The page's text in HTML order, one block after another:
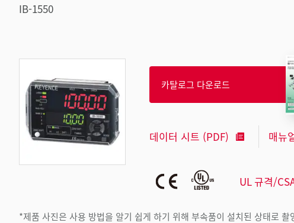
IB-1550
*제품 사진은 사용 방법을 알기 쉽게 하기 위해 부속품이 설치된 상태로 촬
카탈로그 다운로드
데이터 시트 (PDF) 매뉴
UL 규격/